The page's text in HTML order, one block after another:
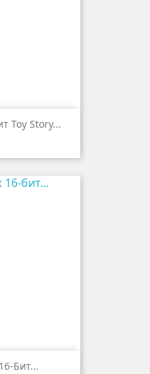
Toy Story...
Бит...